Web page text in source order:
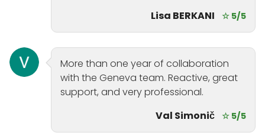
Lisa BERKANI
☆ 5/5
More than one year of collaboration
with the Geneva team. Reactive, great
support, and very professional.
Val Simonič ☆ 5/5